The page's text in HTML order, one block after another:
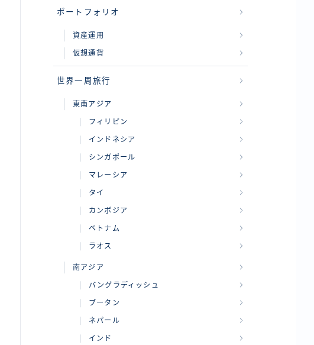
ポートフォリオ
資産運用
仮想通貨
世界一周旅行
東南アジア
フィリピン
インドネシア
シンガポール
マレーシア
タイ
カンボジア
ベトナム
ラオス
南アジア
バングラディッシュ
ブータン
ネパール
インド